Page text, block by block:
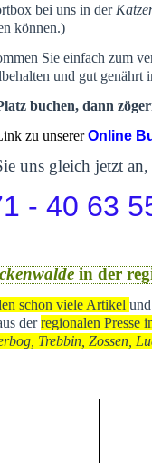
bei uns in der
können.)
Sie einfach zum
und gut genährt
buchen, dann
zu unsererOnline
uns gleich jetzt an,
- 40 63
in der
schon viele Artikel
derregionalen Presse
Trebbin, Zossen,